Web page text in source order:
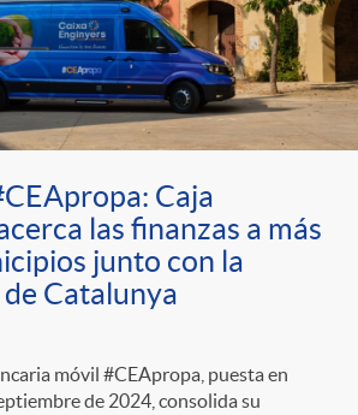
Caja
las finanzas a más
junto con la
Catalunya
móvil #CEApropa, puesta en
de 2024, consolida su